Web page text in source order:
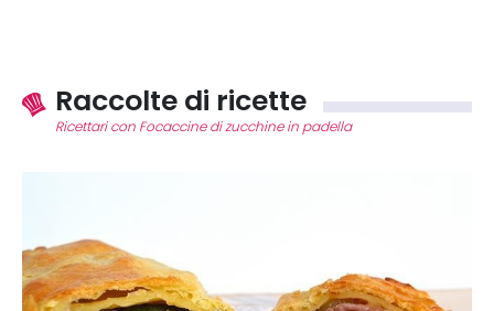
Raccolte di ricette
Ricettari con Focaccine di zucchine in padella